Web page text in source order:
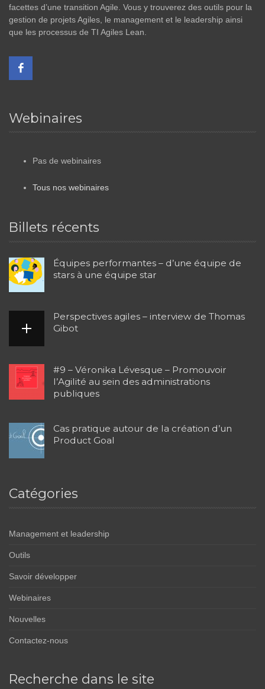
facettes d’une transition Agile. Vous y trouverez des outils pour la
gestion de projets Agiles, le management et le leadership ainsi
que les processus de TI Agiles Lean.
Webinaires
Pas de webinaires
Tous nos webinaires
Billets récents
Équipes performantes – d’une équipe de
stars à une équipe star
Perspectives agiles – interview de Thomas
Gibot
#9 – Véronika Lévesque – Promouvoir
l’Agilité au sein des administrations
publiques
Cas pratique autour de la création d’un
Product Goal
Catégories
Management et leadership
Outils
Savoir développer
Webinaires
Nouvelles
Contactez-nous
Recherche dans le site